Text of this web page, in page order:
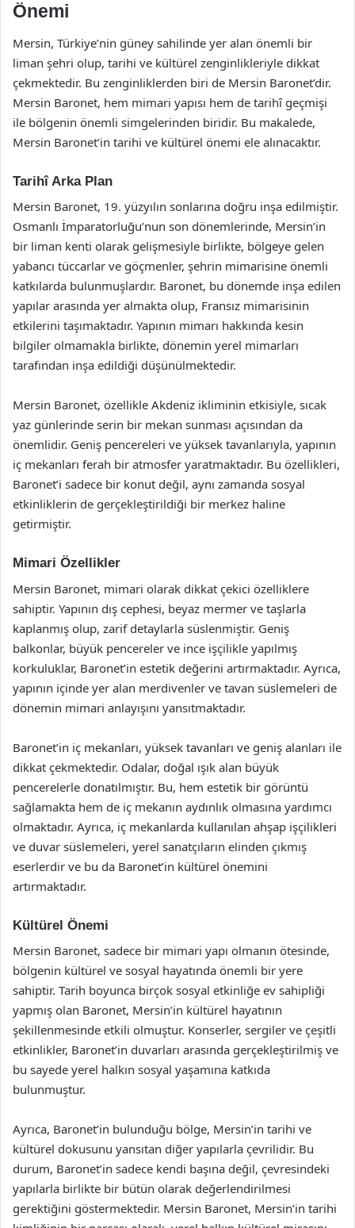
Önemi
Mersin, Türkiye’nin güney sahilinde yer alan önemli bir
liman şehri olup, tarihi ve kültürel zenginlikleriyle dikkat
çekmektedir. Bu zenginliklerden biri de Mersin Baronet’dir.
Mersin Baronet, hem mimari yapısı hem de tarihî geçmişi
ile bölgenin önemli simgelerinden biridir. Bu makalede,
Mersin Baronet’in tarihi ve kültürel önemi ele alınacaktır.
Tarihî Arka Plan
Mersin Baronet, 19. yüzyılın sonlarına doğru inşa edilmiştir.
Osmanlı İmparatorluğu’nun son dönemlerinde, Mersin’in
bir liman kenti olarak gelişmesiyle birlikte, bölgeye gelen
yabancı tüccarlar ve göçmenler, şehrin mimarisine önemli
katkılarda bulunmuşlardır. Baronet, bu dönemde inşa edilen
yapılar arasında yer almakta olup, Fransız mimarisinin
etkilerini taşımaktadır. Yapının mimarı hakkında kesin
bilgiler olmamakla birlikte, dönemin yerel mimarları
tarafından inşa edildiği düşünülmektedir.
Mersin Baronet, özellikle Akdeniz ikliminin etkisiyle, sıcak
yaz günlerinde serin bir mekan sunması açısından da
önemlidir. Geniş pencereleri ve yüksek tavanlarıyla, yapının
iç mekanları ferah bir atmosfer yaratmaktadır. Bu özellikleri,
Baronet’i sadece bir konut değil, aynı zamanda sosyal
etkinliklerin de gerçekleştirildiği bir merkez haline
getirmiştir.
Mimari Özellikler
Mersin Baronet, mimari olarak dikkat çekici özelliklere
sahiptir. Yapının dış cephesi, beyaz mermer ve taşlarla
kaplanmış olup, zarif detaylarla süslenmiştir. Geniş
balkonlar, büyük pencereler ve ince işçilikle yapılmış
korkuluklar, Baronet’in estetik değerini artırmaktadır. Ayrıca,
yapının içinde yer alan merdivenler ve tavan süslemeleri de
dönemin mimari anlayışını yansıtmaktadır.
Baronet’in iç mekanları, yüksek tavanları ve geniş alanları ile
dikkat çekmektedir. Odalar, doğal ışık alan büyük
pencerelerle donatılmıştır. Bu, hem estetik bir görüntü
sağlamakta hem de iç mekanın aydınlık olmasına yardımcı
olmaktadır. Ayrıca, iç mekanlarda kullanılan ahşap işçilikleri
ve duvar süslemeleri, yerel sanatçıların elinden çıkmış
eserlerdir ve bu da Baronet’in kültürel önemini
artırmaktadır.
Kültürel Önemi
Mersin Baronet, sadece bir mimari yapı olmanın ötesinde,
bölgenin kültürel ve sosyal hayatında önemli bir yere
sahiptir. Tarih boyunca birçok sosyal etkinliğe ev sahipliği
yapmış olan Baronet, Mersin’in kültürel hayatının
şekillenmesinde etkili olmuştur. Konserler, sergiler ve çeşitli
etkinlikler, Baronet’in duvarları arasında gerçekleştirilmiş ve
bu sayede yerel halkın sosyal yaşamına katkıda
bulunmuştur.
Ayrıca, Baronet’in bulunduğu bölge, Mersin’in tarihi ve
kültürel dokusunu yansıtan diğer yapılarla çevrilidir. Bu
durum, Baronet’in sadece kendi başına değil, çevresindeki
yapılarla birlikte bir bütün olarak değerlendirilmesi
gerektiğini göstermektedir. Mersin Baronet, Mersin’in tarihi